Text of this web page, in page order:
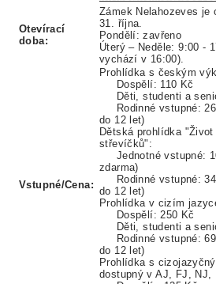
Otevírací
doba:
Zámek Nelahozeves je
31. října.
Pondělí: zavřeno
Úterý – Neděle: 9:00 -
vychází v 16:00).
Vstupné/Cena:
Prohlídka s českým
Dospělí: 110 Kč
Děti, studenti a
Rodinné vstupné:
do 12 let)
Dětská prohlídka
střevíčků":
Jednotné vstupné:
zdarma)
Rodinné vstupné:
do 12 let)
Prohlídka v cizím
Dospělí: 250 Kč
Děti, studenti a
Rodinné vstupné:
do 12 let)
Prohlídka s
dostupný v AJ, FJ, NJ,